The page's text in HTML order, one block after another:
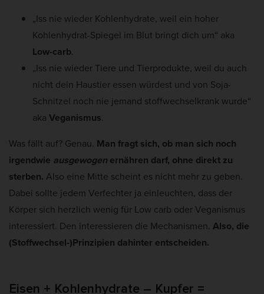
„Iss nie wieder Kohlenhydrate, weil ein hoher
Kohlenhydrat-Spiegel im Blut bringt dich um“ aka
Low-carb.
„Iss nie wieder Tiere und Tierprodukte, weil du auch
nicht dein Haustier essen würdest und von Soja-
Schnitzel noch nie jemand stoffwechselkrank wurde“
aka Veganismus.
Was fällt auf? Genau. Man fragt sich, ob man sich noch
irgendwie ausgewogen ernähren darf, ohne direkt zu
sterben. Also eine Mitte scheint es nicht mehr zu geben.
Dabei sollte jedem Verfechter ja einleuchten, dass der
Körper sich herzlich wenig für Low carb oder Veganismus
interessiert. Den interessieren die Mechanismen. Also, die
(Stoffwechsel-)Prinzipien dahinter entscheiden.
Eisen + Kohlenhydrate – Kupfer =
Datenschutzerklärung